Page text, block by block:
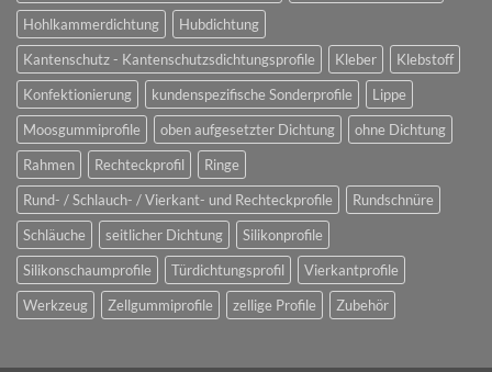
Hohlkammerdichtung
Hubdichtung
Kantenschutz - Kantenschutzsdichtungsprofile
Kleber
Klebstoff
Konfektionierung
kundenspezifische Sonderprofile
Lippe
Moosgummiprofile
oben aufgesetzter Dichtung
ohne Dichtung
Rahmen
Rechteckprofil
Ringe
Rund- / Schlauch- / Vierkant- und Rechteckprofile
Rundschnüre
Schläuche
seitlicher Dichtung
Silikonprofile
Silikonschaumprofile
Türdichtungsprofil
Vierkantprofile
Werkzeug
Zellgummiprofile zellige Profile Zubehör